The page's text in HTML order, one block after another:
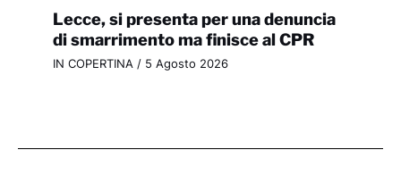
Lecce, si presenta per una denuncia
di smarrimento ma finisce al CPR
IN COPERTINA / 5 Agosto 2026